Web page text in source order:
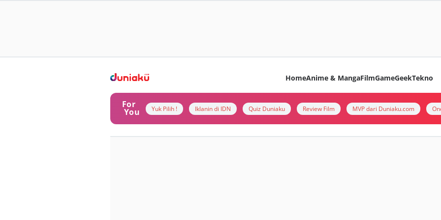
HomeAnime & MangaFilmGameGeekTekno
For
You Yuk Pilih ! Iklanin di IDN Quiz Duniaku Review Film MVP dari Duniaku.com